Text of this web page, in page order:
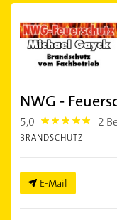
NWG -
5,0 5.0 2
BRANDSCHUTZ
E-Mail